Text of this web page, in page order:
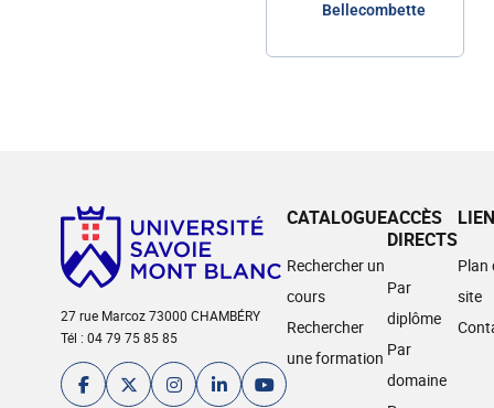
Bellecombette
27 rue Marcoz 73000 CHAMBÉRY
Tél : 04 79 75 85 85
CATALOGUE
Rechercher un
cours
Rechercher
une formation
ACCÈS
DIRECTS
Par
diplôme
Par
domaine
Plan
site